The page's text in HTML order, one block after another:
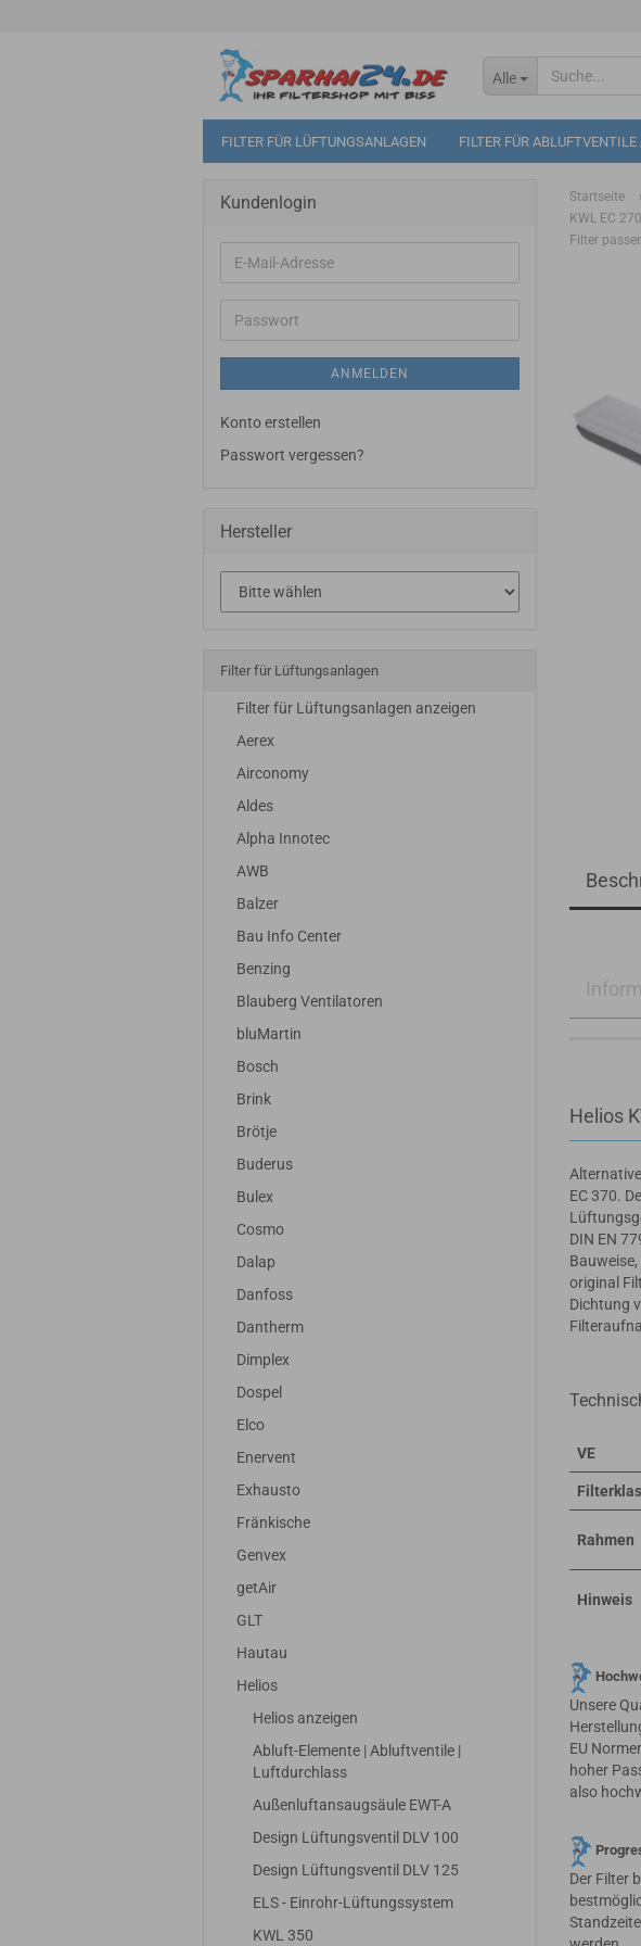
Alle
FILTER FÜR LÜFTUNGSANLAGEN FILTER FÜR
Startseite
KWL EC
Filter
Helios
EC 370.
DIN EN
original
Dichtung
VE
Rahmen
Hinweis
Unsere
EU
hoher
also
Der Filter
Kundenlogin
E-
Mail-
Adresse
Passwort
ANMELDEN
Konto erstellen
Passwort vergessen?
Hersteller
Filter für Lüftungsanlagen
Filter für Lüftungsanlagen anzeigen
Aerex
Airconomy
Aldes
Alpha Innotec
AWB
Balzer
Bau Info Center
Benzing
Blauberg Ventilatoren
bluMartin
Bosch
Brink
Brötje
Buderus
Bulex
Cosmo
Dalap
Danfoss
Dantherm
Dimplex
Dospel
Elco
Enervent
Exhausto
Fränkische
Genvex
getAir
GLT
Hautau
Helios
Helios anzeigen
Abluft-Elemente | Abluftventile |
Luftdurchlass
Außenluftansaugsäule EWT-A
Design Lüftungsventil DLV 100
Design Lüftungsventil DLV 125
ELS - Einrohr-Lüftungssystem
KWL 350